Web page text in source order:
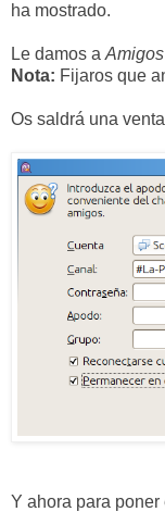
ha mostrado.
Le damos a
Nota: Fijaros que
Os saldrá una
Y ahora para